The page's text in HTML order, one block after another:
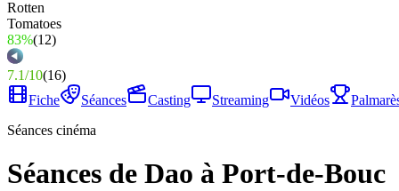
83%(12)
7.1/10(16)
Fiche
Séances Casting Streaming Vidéos
Séances cinéma
Séances de Dao à Port-de-Bouc